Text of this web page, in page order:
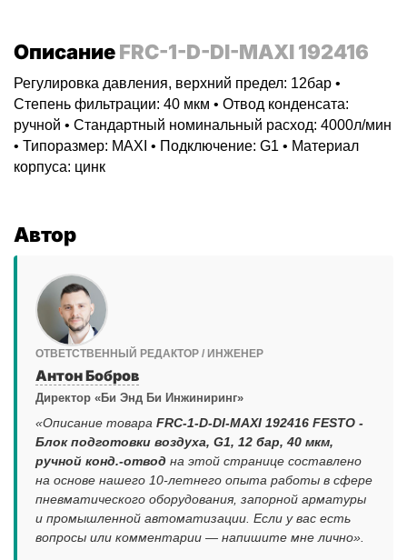
ОписаниеFRC-1-D-DI-MAXI 192416
Регулировка давления, верхний предел: 12бар •
Степень фильтрации: 40 мкм • Отвод конденсата:
ручной • Стандартный номинальный расход: 4000л/мин
• Типоразмер: MAXI • Подключение: G1 • Материал
корпуса: цинк
Автор
ОТВЕТСТВЕННЫЙ РЕДАКТОР / ИНЖЕНЕР
Антон Бобров
Директор «Би Энд Би Инжиниринг»
«Описание товара FRC-1-D-DI-MAXI 192416 FESTO -
Блок подготовки воздуха, G1, 12 бар, 40 мкм,
ручной конд.-отвод на этой странице составлено
на основе нашего 10-летнего опыта работы в сфере
пневматического оборудования, запорной арматуры
и промышленной автоматизации. Если у вас есть
вопросы или комментарии — напишите мне лично».